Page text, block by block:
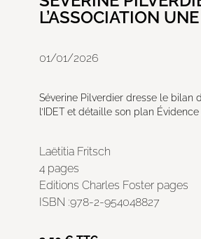
L’ASSOCIATION
01/01/2026
Séverine Pilverdier dresse le bilan
l’IDET et détaille son plan
Laëtitia Fritsch
4 pages
Editions Charles Foster pages
ISBN :978-2-954048827